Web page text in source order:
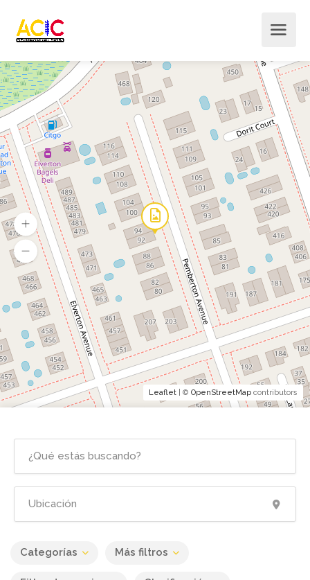
Categorías Más filtros
Leaflet | © OpenStreetMap contributors